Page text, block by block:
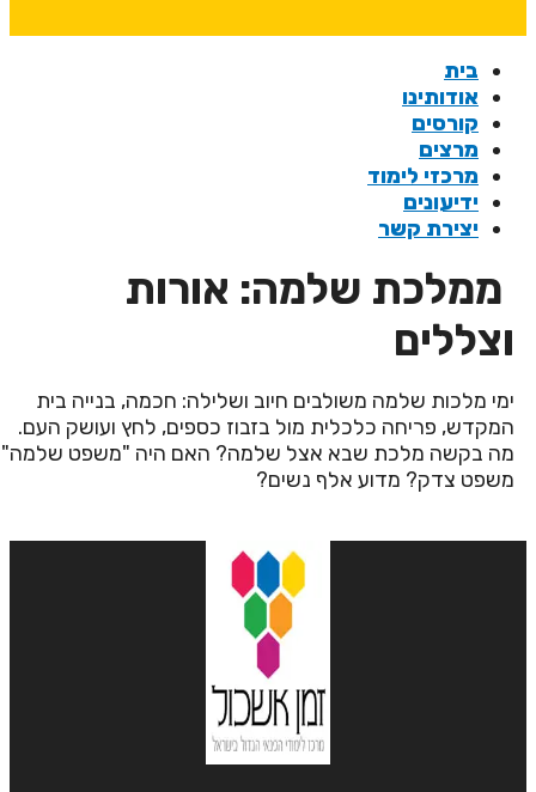
בית
אודותינו
קורסים
מרצים
מרכזי לימוד
ידיעונים
יצירת קשר
ממלכת שלמה: אורות
וצללים
ימי מלכות שלמה משולבים חיוב ושלילה: חכמה, בנייה בית
המקדש, פריחה כלכלית מול בזבוז כספים, לחץ ועושק העם.
מה בקשה מלכת שבא אצל שלמה? האם היה "משפט שלמה"
משפט צדק? מדוע אלף נשים?